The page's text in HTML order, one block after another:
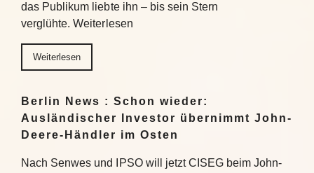
das Publikum liebte ihn – bis sein Stern
verglühte. Weiterlesen
Weiterlesen
Berlin News : Schon wieder:
Ausländischer Investor übernimmt John-
Deere-Händler im Osten
Nach Senwes und IPSO will jetzt CISEG beim John-